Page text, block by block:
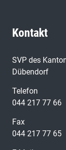
Kontakt
SVP des
Dübendorf
Telefon
044 217 77 66
Fax
044 217 77 65